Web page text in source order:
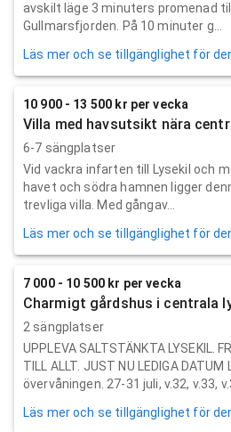
avskilt läge 3 minuters promenad
Gullmarsfjorden. På 10 minuter g...
Läs mer och se tillgänglighet för
10 900 - 13 500 kr per vecka
Villa med havsutsikt nära
6-7 sängplatser
Vid vackra infarten till Lysekil och
havet och södra hamnen ligger
trevliga villa. Med gångav...
Läs mer och se tillgänglighet för
7 000 - 10 500 kr per vecka
Charmigt gårdshus i centrala
2 sängplatser
UPPLEVA SALTSTÄNKTA LYSEKIL.
TILL ALLT. JUST NU LEDIGA
övervåningen. 27-31 juli, v.32, v.33,
Läs mer och se tillgänglighet för